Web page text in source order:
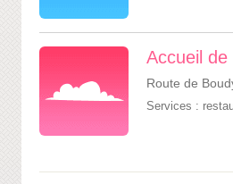
Accueil de
Route de
Services :